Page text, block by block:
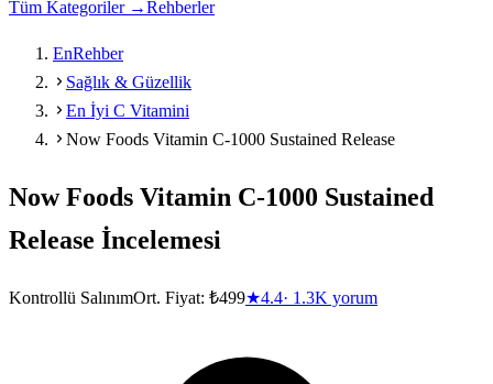
Tüm Kategoriler →Rehberler
EnRehber
Sağlık & Güzellik
En İyi C Vitamini
Now Foods Vitamin C-1000 Sustained Release
Now Foods Vitamin C-1000 Sustained
Release İncelemesi
Kontrollü SalınımOrt. Fiyat: ₺499★4.4· 1.3K yorum